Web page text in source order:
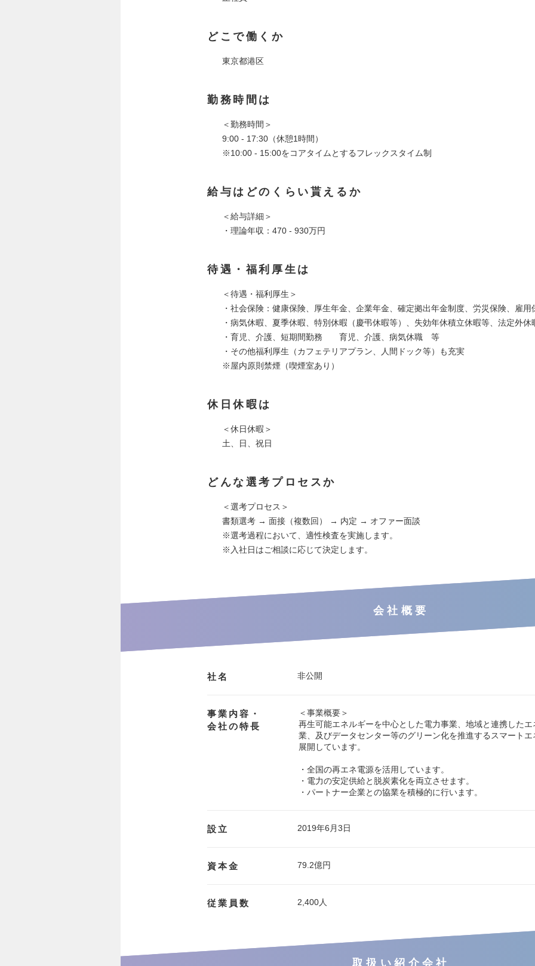
どこで働くか
東京都港区
勤務時間は
＜勤務時間＞
9:00 - 17:30（休憩1時間）
※10:00 - 15:00をコアタイムとするフレックスタイム制
給与はどのくらい貰えるか
＜給与詳細＞
・理論年収：470 - 930万円
待遇・福利厚生は
＜待遇・福利厚生＞
・社会保険：健康保険、厚生年金、企業年金、確定拠出年金制度、労災保険、雇用
・病気休暇、夏季休暇、特別休暇（慶弔休暇等）、失効年休積立休暇等、法定外休
・育児、介護、短期間勤務 育児、介護、病気休職 等
・その他福利厚生（カフェテリアプラン、人間ドック等）も充実
※屋内原則禁煙（喫煙室あり）
休日休暇は
＜休日休暇＞
土、日、祝日
どんな選考プロセスか
＜選考プロセス＞
書類選考 → 面接（複数回） → 内定 → オファー面談
※選考過程において、適性検査を実施します。
※入社日はご相談に応じて決定します。
会社概要
社名 非公開
事業内容・
会社の特長
＜事業概要＞
再生可能エネルギーを中心とした電力事業、地域と連携した
業、及びデータセンター等のグリーン化を推進するスマート
展開しています。
・全国の再エネ電源を活用しています。
・電力の安定供給と脱炭素化を両立させます。
・パートナー企業との協業を積極的に行います。
設立 2019年6月3日
資本金 79.2億円
従業員数 2,400人
取扱い紹介会社